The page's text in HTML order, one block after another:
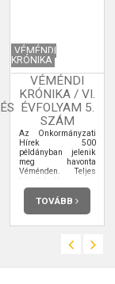
VÉMÉNDI
KRÓNIKA
VÉMÉNDI
KRÓNIKA / VI.
ÉVFOLYAM 5.
SZÁM
Az Önkormányzati
Hírek 500
példányban jelenik
meg havonta
Véménden. Teljes
terjedelmében
elolvashatja.
TOVÁBB